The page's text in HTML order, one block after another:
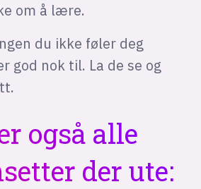
om å lære.
du ikke føler deg
god nok til. La de se og
også alle
der ute: